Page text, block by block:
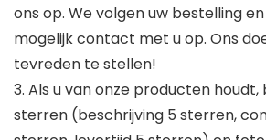
ons op. We volgen uw bestelling
mogelijk contact met u op. Ons
tevreden te stellen!
3. Als u van onze producten
sterren (beschrijving 5 sterren,